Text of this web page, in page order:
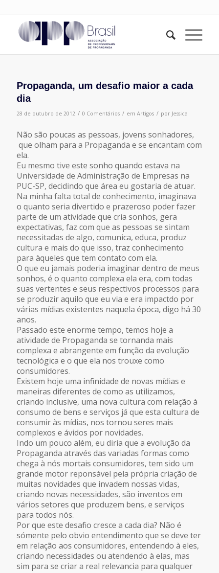
Propaganda, um desafio maior a cada
dia
28 de outubro de 2012 / 0 Comentários / em Artigos / por Jessica
Não são poucas as pessoas, jovens sonhadores,
que olham para a Propaganda e se encantam com
ela.
Eu mesmo tive este sonho quando estava na
Universidade de Administração de Empresas na
PUC-SP, decidindo que área eu gostaria de atuar.
Na minha falta total de conhecimento, imaginava
o quanto seria divertido e prazeroso poder fazer
parte de um atividade que cria sonhos, gera
expectativas, faz com que as pessoas se sintam
necessitadas de algo, comunica, educa, produz
cultura e mais do que isso, traz conhecimento
para àqueles que tem contato com ela.
O que eu jamais poderia imaginar dentro de meus
sonhos, é o quanto complexa ela era, com todas
suas vertentes e seus respectivos processos para
se produzir aquilo que eu via e era impactdo por
várias mídias existentes naquela época, digo há 30
anos.
Passado este enorme tempo, temos hoje a
atividade de Propaganda se tornanda mais
complexa e abrangente em função da evolução
tecnológica e o que ela nos trouxe como
consumidores.
Existem hoje uma infinidade de novas mídias e
maneiras diferentes de como as utilizamos,
criando inclusive, uma nova cultura com relação à
consumo de bens e serviços já que esta cultura de
consumir às mídias, nos tornou seres mais
complexos e ávidos por novidades.
Indo um pouco além, eu diria que a evolução da
Propaganda através das variadas formas como
chega à nós mortais consumidores, tem sido um
grande motor reponsável pela própria criação de
muitas novidades que invadem nossas vidas,
criando novas necessidades, são inventos em
vários setores que produzem bens, e serviços
para todos nós.
Por que este desafio cresce a cada dia? Não é
sómente pelo obvio entendimento que se deve ter
em relação aos consumidores, entendendo à eles,
criando necessidades ou atendendo à elas, mas
sim para se criar a real relevancia para qualquer